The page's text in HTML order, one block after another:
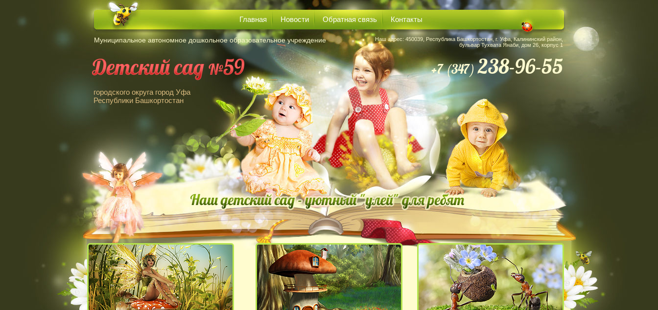
Муниципальное автономное дошкольное образовательное учреждение
городского округа город Уфа
Республики Башкортостан
Наш адрес: 450039, Республика Башкортостан, г. Уфа, Калининский район,
бульвар Тухвата Янаби, дом 26, корпус 1
+7 (347)238-96-55
Главная Новости Обратная связь Контакты